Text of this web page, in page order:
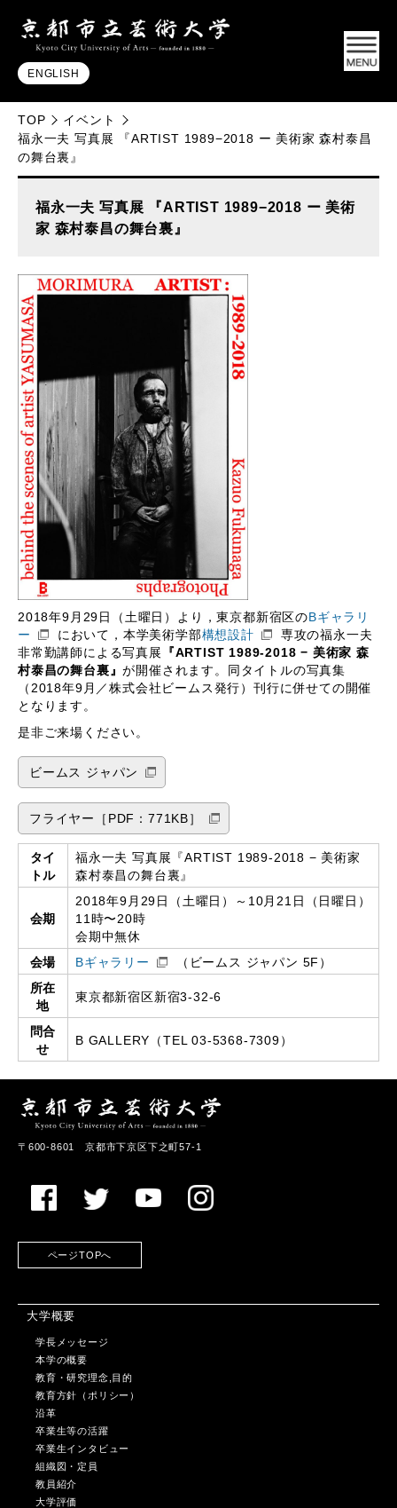
ENGLISH
TOP
イベント
福永一夫 写真展 『ARTIST 1989−2018 ー 美術家 森村泰昌
の舞台裏』
福永一夫 写真展 『ARTIST 1989−2018 ー 美術
家 森村泰昌の舞台裏』
2018年9月29日（土曜日）より，東京都新宿区のBギャラリ
ー
において，本学美術学部構想設計
専攻の福永一夫
非常勤講師による写真展
『ARTIST 1989-2018 − 美術家 森
村泰昌の舞台裏』が開催されます。同タイトルの写真集
（2018年9月／株式会社ビームス発行）刊行に併せての開催
となります。
是非ご来場ください。
ビームス ジャパン
フライヤー［PDF：771KB］
タイ
トル
福永一夫 写真展『ARTIST 1989-2018 − 美術家
森村泰昌の舞台裏』
会期
2018年9月29日（土曜日）～10月21日（日曜日）
11時〜20時
会期中無休
会場
Bギャラリー
（ビームス ジャパン 5F）
所在
地
東京都新宿区新宿3-32-6
問合
せ
B GALLERY（TEL 03-5368-7309）
〒600-8601 京都市下京区下之町57-1
ページTOPへ
大学概要
学長メッセージ
本学の概要
教育・研究理念,目的
教育方針（ポリシー）
沿革
卒業生等の活躍
卒業生インタビュー
組織図・定員
教員紹介
大学評価